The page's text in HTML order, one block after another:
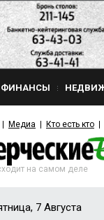
ФИНАНСЫ
Медиа Кто есть кто
на самом деле
7 Августа